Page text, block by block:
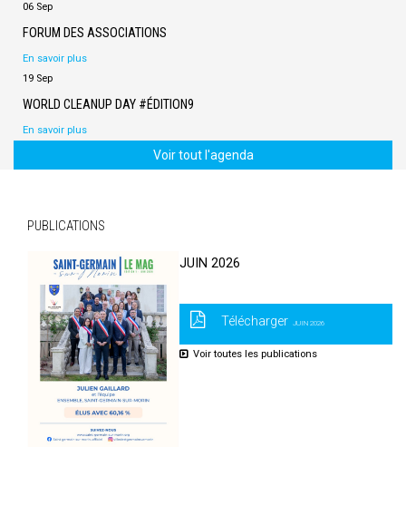
06 Sep
FORUM DES ASSOCIATIONS
En savoir plus
19 Sep
WORLD CLEANUP DAY #ÉDITION9
En savoir plus
Voir tout l'agenda
PUBLICATIONS
JUIN 2026
Télécharger JUIN 2026
Voir toutes les publications